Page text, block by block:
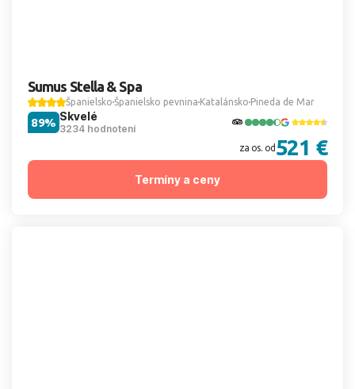
Sumus Stella & Spa
Španielsko Španielsko pevnina Katalánsko Pineda de Mar
Skvelé
3234 hodnotení
89%
za os. od 521 €
Termíny a ceny